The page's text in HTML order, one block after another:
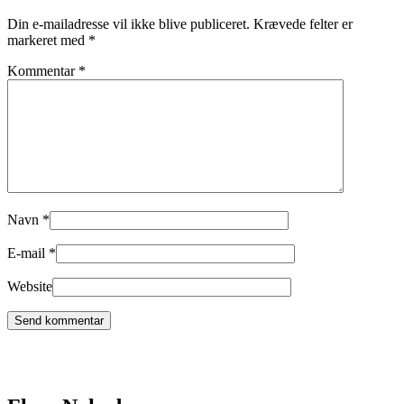
Din e-mailadresse vil ikke blive publiceret. Krævede felter er
markeret med *
Kommentar *
Navn *
E-mail *
Website